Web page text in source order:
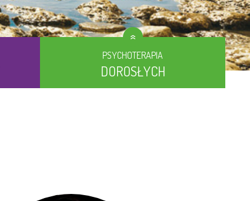
PSYCHOTERAPIA
DOROSŁYCH